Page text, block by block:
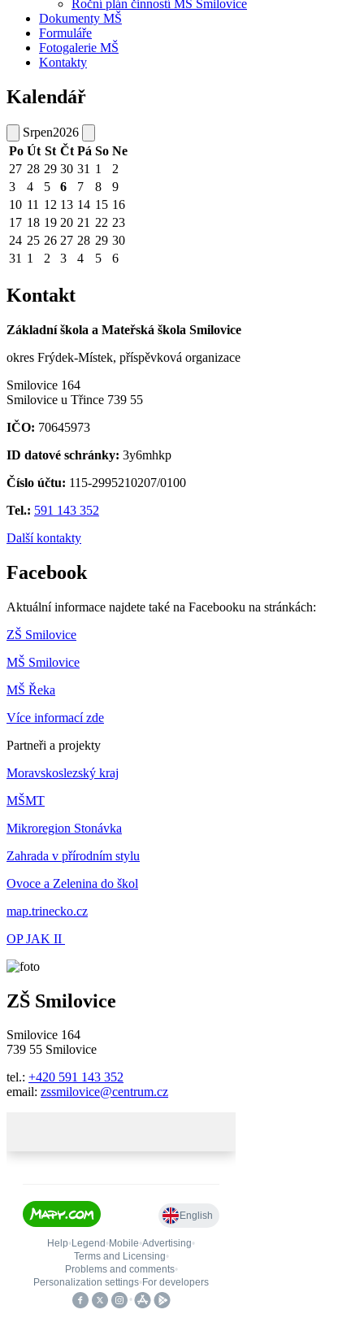
Roční plán činností MŠ Smilovice
Dokumenty MŠ
Formuláře
Fotogalerie MŠ
Kontakty
Kalendář
Srpen2026
Po Út St Čt Pá So Ne
27 28 29 30 31 1
2
3
4 5 6 7 8
9
10 11 12 13 14 15 16
17 18 19 20 21 22 23
24 25 26 27 28 29 30
31 1 2 3 4 5 6
Kontakt
Základní škola a Mateřská škola Smilovice
okres Frýdek-Místek, příspěvková organizace
Smilovice 164
Smilovice u Třince 739 55
IČO: 70645973
ID datové schránky: 3y6mhkp
Číslo účtu: 115-2995210207/0100
Tel.: 591 143 352
Další kontakty
Facebook
Aktuální informace najdete také na Facebooku na stránkách:
ZŠ Smilovice
MŠ Smilovice
MŠ Řeka
Více informací zde
Partneři a projekty
Moravskoslezský kraj
MŠMT
Mikroregion Stonávka
Zahrada v přírodním stylu
Ovoce a Zelenina do škol
map.trinecko.cz
OP JAK II
ZŠ Smilovice
Smilovice 164
739 55 Smilovice
tel.: +420 591 143 352
email: zssmilovice@centrum.cz